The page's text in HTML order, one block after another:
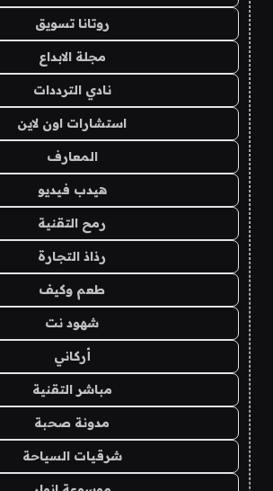
روتانا تسويق
مجلة الابداع
نادي الترددات
استشارات اون لاين
المعارف
هيدب فيديو
رمح التقنية
رذاذ التجارة
طعم وكيف
شهود نت
أركاني
مباشر التقنية
مدونة صحبة
شرقيات السياحة